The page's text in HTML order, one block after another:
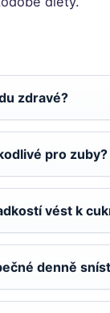
zdravé?
pro zuby?
vést k
denně